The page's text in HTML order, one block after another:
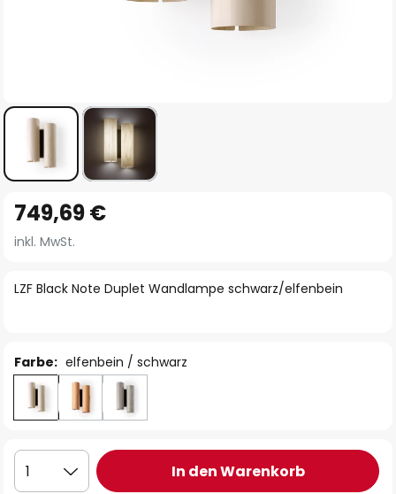
Anfang
der
springen
LZF Black Note Duplet Wandlampe schwarz/elfenbein
749,69 €
inkl. MwSt.
Farbe: elfenbein / schwarz
1 In den Warenkorb